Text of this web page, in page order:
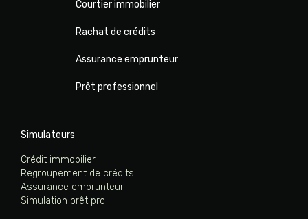
Courtier immobilier
Rachat de crédits
Assurance emprunteur
Prêt professionnel
Simulateurs
Crédit immobilier
Regroupement de crédits
Assurance emprunteur
Simulation prêt pro